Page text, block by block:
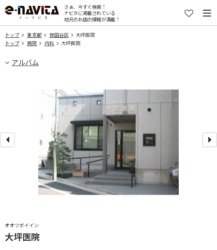
さぁ、今すぐ検索！
ナビタに掲載されている
地元のお店の情報が満載！
トップ 東京都 世田谷区
大坪医院
トップ
病院 内科 大坪医院
アルバム
オオツボイイン
大坪医院